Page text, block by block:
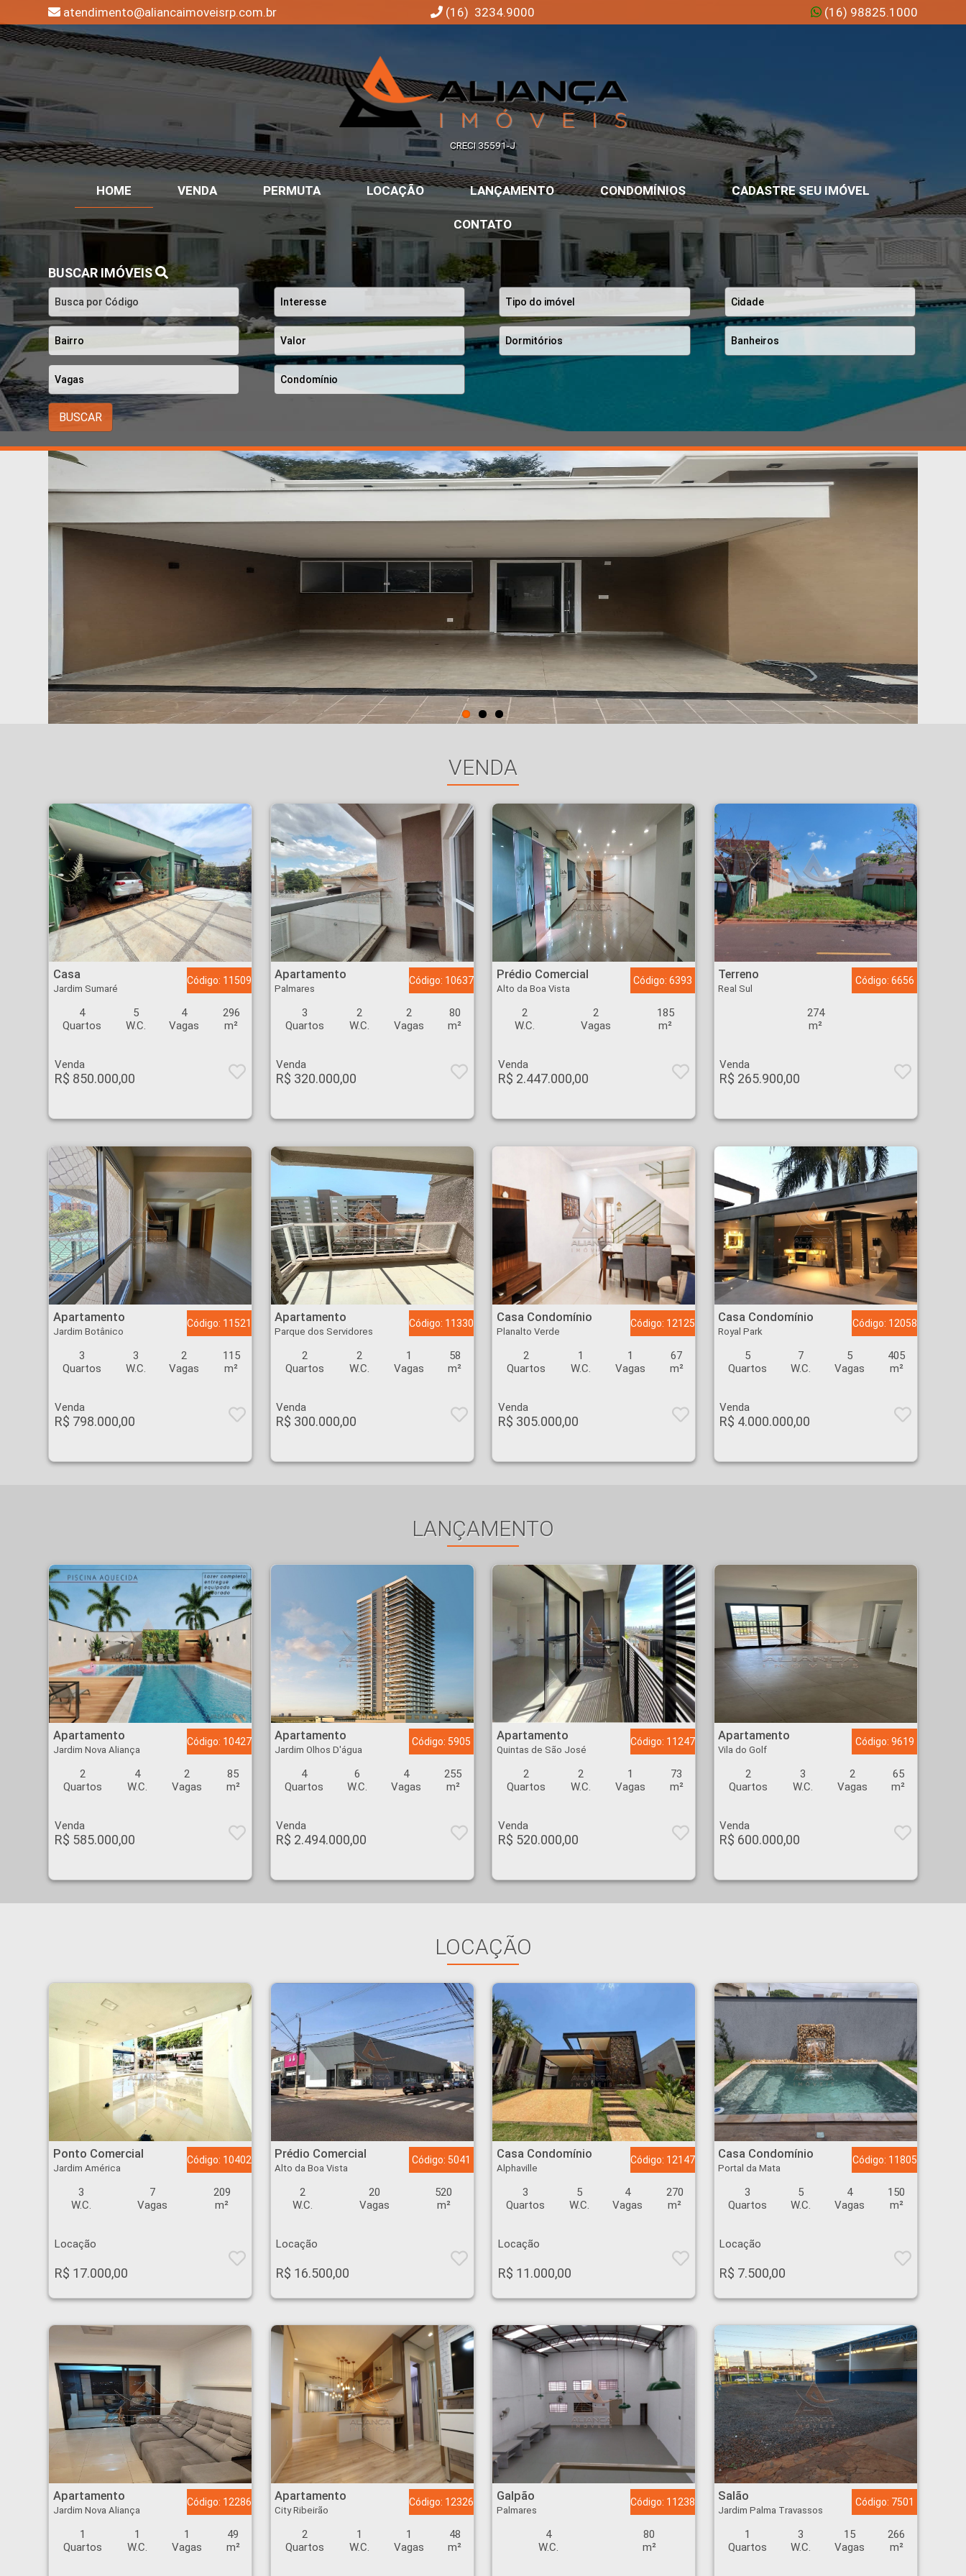
atendimento@aliancaimoveisrp.com.br (16) 3234.9000 (16) 98825.1000
CRECI 35591-J
HOME VENDA PERMUTA LOCAÇÃO LANÇAMENTO CONDOMÍNIOS CADASTRE SEU IMÓVEL
CONTATO
BUSCAR IMÓVEIS
BUSCAR
VENDA
Casa - Jardim Sumaré - Ribeirão Preto
Casa
Jardim Sumaré
Código: 11509
4
Quartos
5
W.C.
4
Vagas
296
m²
Venda
R$ 850.000,00
Apartamento - Palmares - Ribeirão Preto
Apartamento
Palmares
Código: 10637
3
Quartos
2
W.C.
2
Vagas
80
m²
Venda
R$ 320.000,00
Prédio Comercial - Alto da Boa Vista - Ribeirão Preto
Prédio Comercial
Alto da Boa Vista
Código: 6393
2
W.C.
2
Vagas
185
m²
Venda
R$ 2.447.000,00
Terreno - Real Sul - Ribeirão Preto
Terreno
Real Sul
Código: 6656
274
m²
Venda
R$ 265.900,00
Apartamento - Jardim Botânico - Ribeirão Preto
Apartamento
Jardim Botânico
Código: 11521
3
Quartos
3
W.C.
2
Vagas
115
m²
Venda
R$ 798.000,00
Apartamento - Parque dos Servidores - Ribeirão Preto
Apartamento
Parque dos Servidores
Código: 11330
2
Quartos
2
W.C.
1
Vagas
58
m²
Venda
R$ 300.000,00
Casa Condomínio - Planalto Verde - Ribeirão Preto
Casa Condomínio
Planalto Verde
Código: 12125
2
Quartos
1
W.C.
1
Vagas
67
m²
Venda
R$ 305.000,00
Casa Condomínio - Royal Park - Ribeirão Preto
Casa Condomínio
Royal Park
Código: 12058
5
Quartos
7
W.C.
5
Vagas
405
m²
Venda
R$ 4.000.000,00
LANÇAMENTO
Apartamento - Jardim Nova Aliança - Ribeirão Preto
Apartamento
Jardim Nova Aliança
Código: 10427
2
Quartos
4
W.C.
2
Vagas
85
m²
Venda
R$ 585.000,00
Apartamento - Jardim Olhos D'água - Ribeirão Preto
Apartamento
Jardim Olhos D'água
Código: 5905
4
Quartos
6
W.C.
4
Vagas
255
m²
Venda
R$ 2.494.000,00
Apartamento - Quintas de São José - Ribeirão Preto
Apartamento
Quintas de São José
Código: 11247
2
Quartos
2
W.C.
1
Vagas
73
m²
Venda
R$ 520.000,00
Apartamento
Vila do Golf
Código: 9619
2
Quartos
3
W.C.
2
Vagas
65
m²
Venda
R$ 600.000,00
LOCAÇÃO
Ponto Comercial - Jardim América - Ribeirão Preto
Ponto Comercial
Jardim América
Código: 10402
3
W.C.
7
Vagas
209
m²
Locação
R$ 17.000,00
Prédio Comercial - Alto da Boa Vista - Ribeirão Preto
Prédio Comercial
Alto da Boa Vista
Código: 5041
2
W.C.
20
Vagas
520
m²
Locação
R$ 16.500,00
Casa Condomínio - Alphaville - Ribeirão Preto
Casa Condomínio
Alphaville
Código: 12147
3
Quartos
5
W.C.
4
Vagas
270
m²
Locação
R$ 11.000,00
Casa Condomínio - Portal da Mata - Ribeirão Preto
Casa Condomínio
Portal da Mata
Código: 11805
3
Quartos
5
W.C.
4
Vagas
150
m²
Locação
R$ 7.500,00
Apartamento - Jardim Nova Aliança - Ribeirão Preto
Apartamento
Jardim Nova Aliança
Código: 12286
1
Quartos
1
W.C.
1
Vagas
49
m²
Apartamento - City Ribeirão - Ribeirão Preto
Apartamento
City Ribeirão
Código: 12326
2
Quartos
1
W.C.
1
Vagas
48
m²
Galpão - Palmares - Ribeirão Preto
Galpão
Palmares
Código: 11238
4
W.C.
80
m²
Salão - Jardim Palma Travassos - Ribeirão Preto
Salão
Jardim Palma Travassos
Código: 7501
1
Quartos
3
W.C.
15
Vagas
266
m²